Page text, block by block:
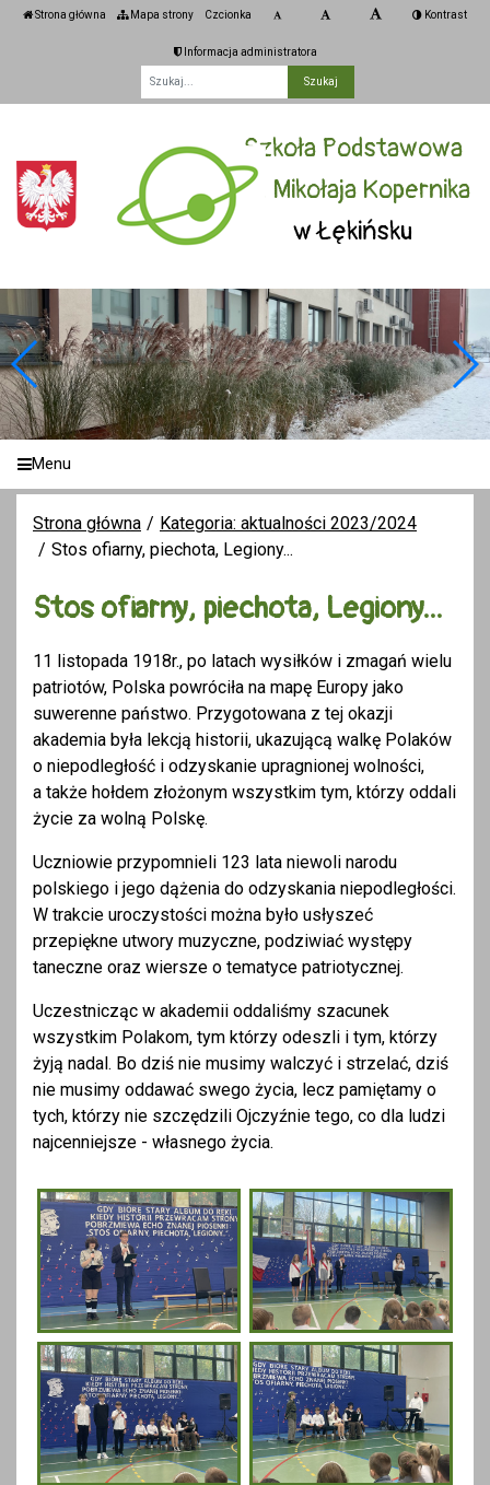
Strona główna Mapa strony Czcionka Kontrast
Informacja administratora
Szkoła Podstawowa
im. Mikołaja Kopernika
w Łękińsku
Menu
Strona główna
Kategoria: aktualności 2023/2024
Stos ofiarny, piechota, Legiony...
Stos ofiarny, piechota, Legiony...
11 listopada 1918r., po latach wysiłków i zmagań wielu
patriotów, Polska powróciła na mapę Europy jako
suwerenne państwo. Przygotowana z tej okazji
akademia była lekcją historii, ukazującą walkę Polaków
o niepodległość i odzyskanie upragnionej wolności,
a także hołdem złożonym wszystkim tym, którzy oddali
życie za wolną Polskę.
Uczniowie przypomnieli 123 lata niewoli narodu
polskiego i jego dążenia do odzyskania niepodległości.
W trakcie uroczystości można było usłyszeć
przepiękne utwory muzyczne, podziwiać występy
taneczne oraz wiersze o tematyce patriotycznej.
Uczestnicząc w akademii oddaliśmy szacunek
wszystkim Polakom, tym którzy odeszli i tym, którzy
żyją nadal. Bo dziś nie musimy walczyć i strzelać, dziś
nie musimy oddawać swego życia, lecz pamiętamy o
tych, którzy nie szczędzili Ojczyźnie tego, co dla ludzi
najcenniejsze - własnego życia.